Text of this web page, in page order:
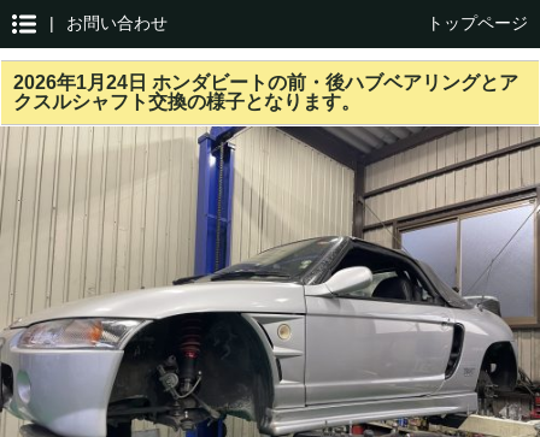
| お問い合わせ トップページ
2026年1月24日 ホンダビートの前・後ハブベアリングとア
クスルシャフト交換の様子となります。